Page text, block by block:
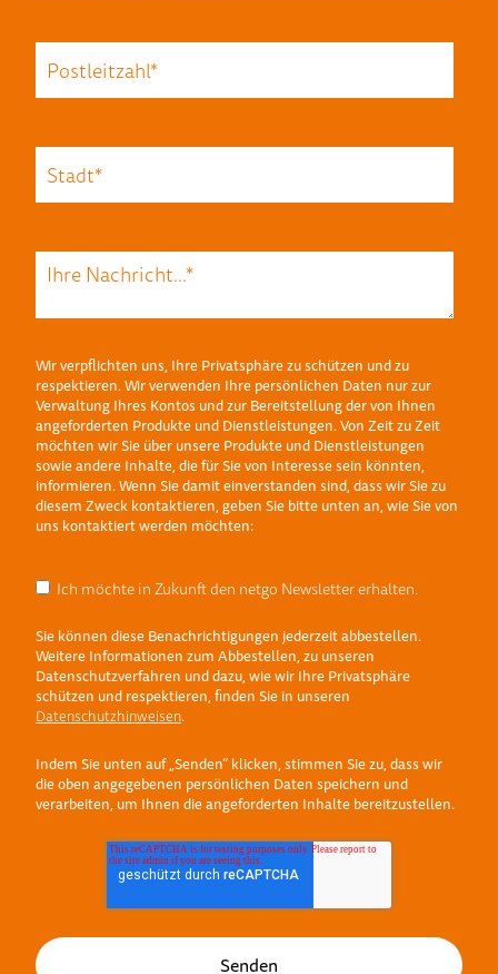
Wir verpflichten uns, Ihre Privatsphäre zu schützen und zu
respektieren. Wir verwenden Ihre persönlichen Daten nur zur
Verwaltung Ihres Kontos und zur Bereitstellung der von Ihnen
angeforderten Produkte und Dienstleistungen. Von Zeit zu Zeit
möchten wir Sie über unsere Produkte und Dienstleistungen
sowie andere Inhalte, die für Sie von Interesse sein könnten,
informieren. Wenn Sie damit einverstanden sind, dass wir Sie zu
diesem Zweck kontaktieren, geben Sie bitte unten an, wie Sie von
uns kontaktiert werden möchten:
Ich möchte in Zukunft den netgo Newsletter erhalten.
Sie können diese Benachrichtigungen jederzeit abbestellen.
Weitere Informationen zum Abbestellen, zu unseren
Datenschutzverfahren und dazu, wie wir Ihre Privatsphäre
schützen und respektieren, finden Sie in unseren
Datenschutzhinweisen.
Indem Sie unten auf „Senden“ klicken, stimmen Sie zu, dass wir
die oben angegebenen persönlichen Daten speichern und
verarbeiten, um Ihnen die angeforderten Inhalte bereitzustellen.